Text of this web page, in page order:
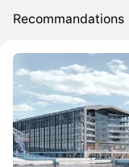
Recommandations